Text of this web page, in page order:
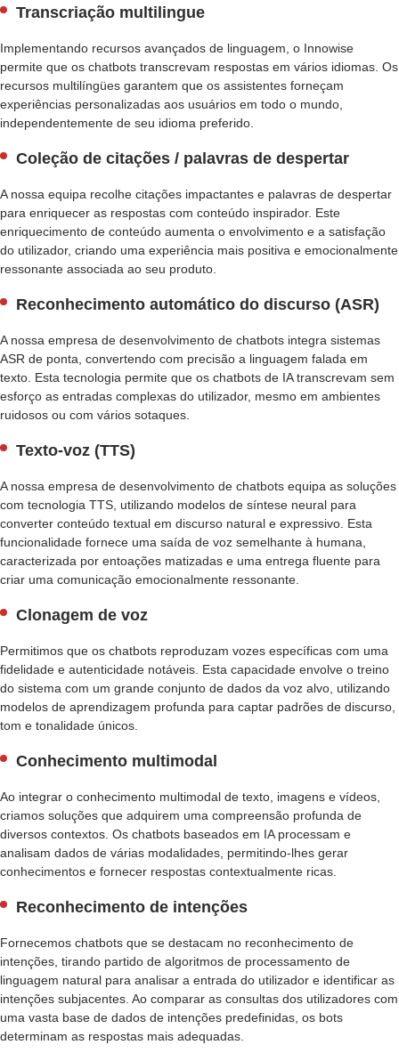
A
B
O
T
D
E
A
E
G
E
N
H
A
A
D
E
C
H
T
O
T
S
D
E
I
E
R
S
O
N
L
Z
A
Ç
Ã
O
S
S
I
S
T
E
N
Transcriação multilingue
Implementando recursos avançados de linguagem, o Innowise
permite que os chatbots transcrevam respostas em vários idiomas. Os
recursos multilíngües garantem que os assistentes forneçam
experiências personalizadas aos usuários em todo o mundo,
independentemente de seu idioma preferido.
Coleção de citações / palavras de despertar
A nossa equipa recolhe citações impactantes e palavras de despertar
para enriquecer as respostas com conteúdo inspirador. Este
enriquecimento de conteúdo aumenta o envolvimento e a satisfação
do utilizador, criando uma experiência mais positiva e emocionalmente
ressonante associada ao seu produto.
Reconhecimento automático do discurso (ASR)
A nossa empresa de desenvolvimento de chatbots integra sistemas
ASR de ponta, convertendo com precisão a linguagem falada em
texto. Esta tecnologia permite que os chatbots de IA transcrevam sem
esforço as entradas complexas do utilizador, mesmo em ambientes
ruidosos ou com vários sotaques.
Texto-voz (TTS)
A nossa empresa de desenvolvimento de chatbots equipa as soluções
com tecnologia TTS, utilizando modelos de síntese neural para
converter conteúdo textual em discurso natural e expressivo. Esta
funcionalidade fornece uma saída de voz semelhante à humana,
caracterizada por entoações matizadas e uma entrega fluente para
criar uma comunicação emocionalmente ressonante.
Clonagem de voz
Permitimos que os chatbots reproduzam vozes específicas com uma
fidelidade e autenticidade notáveis. Esta capacidade envolve o treino
do sistema com um grande conjunto de dados da voz alvo, utilizando
modelos de aprendizagem profunda para captar padrões de discurso,
tom e tonalidade únicos.
Conhecimento multimodal
Ao integrar o conhecimento multimodal de texto, imagens e vídeos,
criamos soluções que adquirem uma compreensão profunda de
diversos contextos. Os chatbots baseados em IA processam e
analisam dados de várias modalidades, permitindo-lhes gerar
conhecimentos e fornecer respostas contextualmente ricas.
Reconhecimento de intenções
Fornecemos chatbots que se destacam no reconhecimento de
intenções, tirando partido de algoritmos de processamento de
linguagem natural para analisar a entrada do utilizador e identificar as
intenções subjacentes. Ao comparar as consultas dos utilizadores com
uma vasta base de dados de intenções predefinidas, os bots
determinam as respostas mais adequadas.